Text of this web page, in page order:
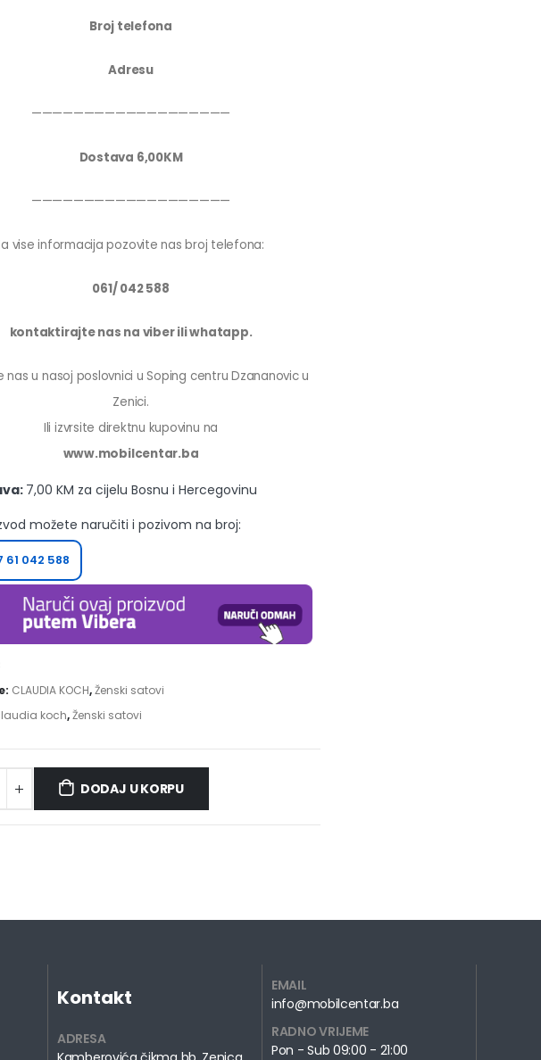
Broj telefona
Adresu
———————————————————
Dostava 6,00KM
———————————————————
vise informacija pozovite nas broj telefona:
061/ 042 588
kontaktirajte nas na viber ili whatapp.
nas u nasoj poslovnici u Soping centru Dzananovic u
Zenici.
Ili izvrsite direktnu kupovinu na
www.mobilcentar.ba
7,00 KM za cijelu Bosnu i Hercegovinu
možete naručiti i pozivom na broj:
61 042 588
CLAUDIA KOCH,Ženski satovi
koch,Ženski satovi
DODAJ U KORPU
Kontakt
ADRESA
EMAIL
info@mobilcentar.ba
RADNO VRIJEME
Pon - Sub 09:00 - 21:00